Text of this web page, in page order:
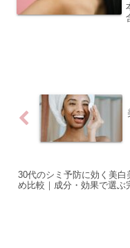
30代のシミ予防に効く美白
め比較｜成分・効果で選ぶ